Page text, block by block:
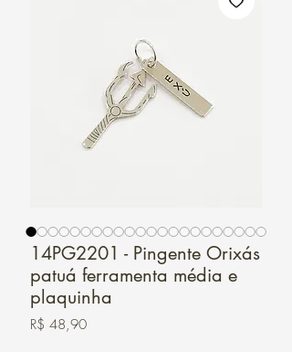
14PG2201 - Pingente Orixás
patuá ferramenta média e
plaquinha
R$ 48,90Preço